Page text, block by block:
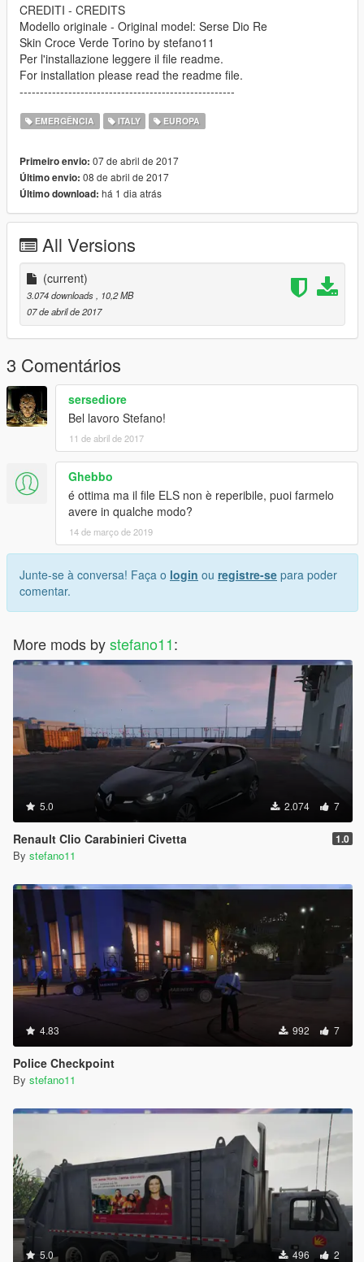
CREDITI - CREDITS
Modello originale - Original model: Serse Dio Re
Skin Croce Verde Torino by stefano11
Per l'installazione leggere il file readme.
For installation please read the readme file.
-----------------------------------------------------
EMERGÊNCIA ITALY EUROPA
Primeiro envio: 07 de abril de 2017
Último envio: 08 de abril de 2017
Último download: há 1 dia atrás
All Versions
(current)
3.074 downloads
, 10,2 MB
07 de abril de 2017
3 Comentários
sersediore
Bel lavoro Stefano!
11 de abril de 2017
Ghebbo
é ottima ma il file ELS non è reperibile, puoi farmelo
avere in qualche modo?
14 de março de 2019
Junte-se à conversa! Faça o login ou registre-se para poder
comentar.
More mods bystefano11:
5.0 2.074 7
Renault Clio Carabinieri Civetta 1.0
By stefano11
4.83 992 7
Police Checkpoint
By stefano11
5.0 496 2